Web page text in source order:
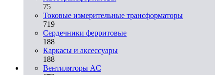
75
Токовые измерительные трансформаторы
719
Сердечники ферритовые
188
Каркасы и аксессуары
188
Вентиляторы AC